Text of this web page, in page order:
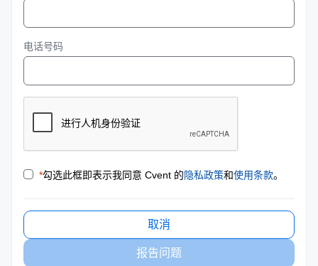
电话号码
*勾选此框即表示我同意 Cvent 的隐私政策和使用条款。
取消
报告问题